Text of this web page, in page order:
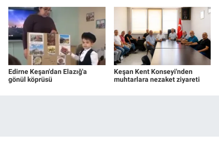
Edirne Keşan'dan Elazığ'a
gönül köprüsü
Keşan Kent Konseyi'nden
muhtarlara nezaket ziyareti